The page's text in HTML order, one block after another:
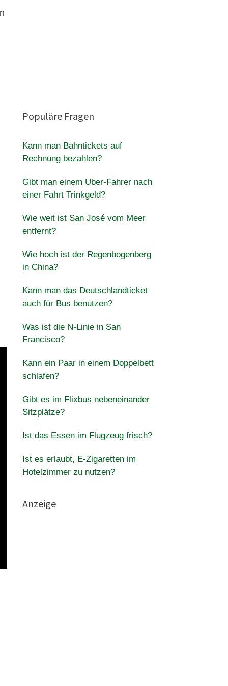
Populäre Fragen
Kann man Bahntickets auf
Rechnung bezahlen?
Gibt man einem Uber-Fahrer nach
einer Fahrt Trinkgeld?
Wie weit ist San José vom Meer
entfernt?
Wie hoch ist der Regenbogenberg
in China?
Kann man das Deutschlandticket
auch für Bus benutzen?
Was ist die N-Linie in San
Francisco?
Kann ein Paar in einem Doppelbett
schlafen?
Gibt es im Flixbus nebeneinander
Sitzplätze?
Ist das Essen im Flugzeug frisch?
Ist es erlaubt, E-Zigaretten im
Hotelzimmer zu nutzen?
Anzeige